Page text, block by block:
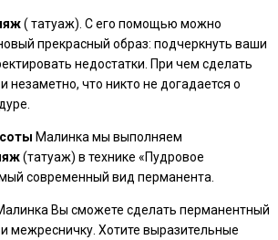
( татуаж). С его помощью можно
прекрасный образ: подчеркнуть ваши
недостатки. При чем сделать
незаметно, что никто не догадается о
Малинка мы выполняем
(татуаж) в технике «Пудровое
современный вид перманента.
Вы сможете сделать перманентный
и межресничку. Хотите выразительные